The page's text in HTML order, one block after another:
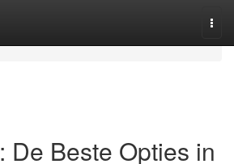
De Beste Opties in